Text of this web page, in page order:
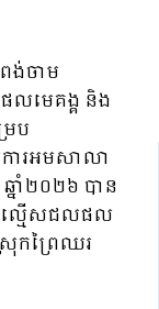
ង់ចាម
លមេគង្គ និង
រប
ារអមសាលា
នាំ២០២៦ បាន
ទល្មើសជលផល
កព្រៃឈរ